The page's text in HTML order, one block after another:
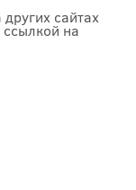
сайтах
ссылкой на